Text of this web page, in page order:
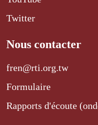
Twitter
Nous contacter
fren@rti.org.tw
Formulaire
Rapports d'écoute